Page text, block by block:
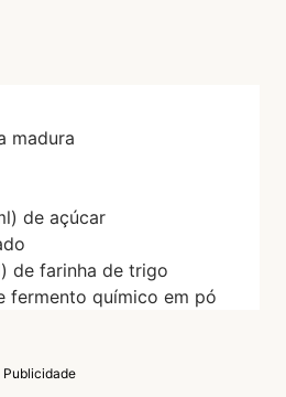
madura
de açúcar
de farinha de trigo
fermento químico em pó
Publicidade